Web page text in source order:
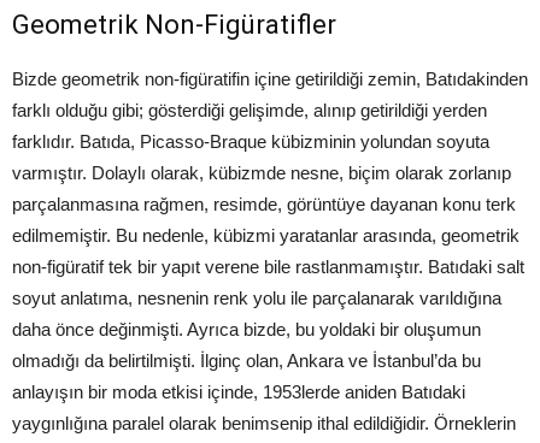
Geometrik Non-Figüratifler
Bizde geometrik non-figüratifin içine getirildiği zemin, Batıdakinden
farklı olduğu gibi; gösterdiği gelişimde, alınıp getirildiği yerden
farklıdır. Batıda, Picasso-Braque kübizminin yolundan soyuta
varmıştır. Dolaylı olarak, kübizmde nesne, biçim olarak zorlanıp
parçalanmasına rağmen, resimde, görüntüye dayanan konu terk
edilmemiştir. Bu nedenle, kübizmi yaratanlar arasında, geometrik
non-figüratif tek bir yapıt verene bile rastlanmamıştır. Batıdaki salt
soyut anlatıma, nesnenin renk yolu ile parçalanarak varıldığına
daha önce değinmişti. Ayrıca bizde, bu yoldaki bir oluşumun
olmadığı da belirtilmişti. İlginç olan, Ankara ve İstanbul’da bu
anlayışın bir moda etkisi içinde, 1953lerde aniden Batıdaki
yaygınlığına paralel olarak benimsenip ithal edildiğidir. Örneklerin